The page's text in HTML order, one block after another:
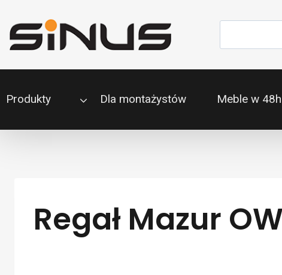
do
treści
Produkty Dla montażystów Meble w 48h
Regał Mazur